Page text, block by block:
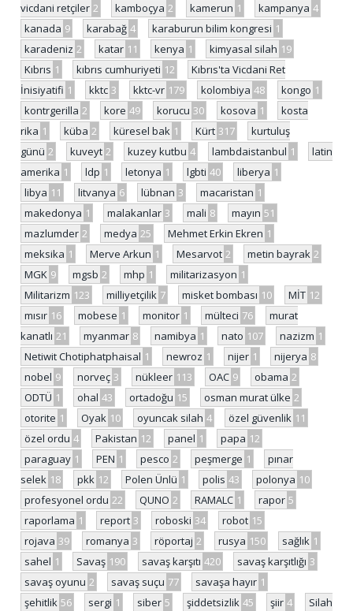
vicdani retçiler 2 kamboçya 2 kamerun 1 kampanya 4
kanada 9 karabağ 4 karaburun bilim kongresi 1
karadeniz 2 katar 11 kenya 1 kimyasal silah 19
Kıbrıs 1 kıbrıs cumhuriyeti 12
Kıbrıs'ta Vicdani Ret
İnisiyatifi 1 kktc 3 kktc-vr 179 kolombiya 48 kongo 1
kontrgerilla 2 kore 49 korucu 30 kosova 1
kosta
rika 1 küba 2 küresel bak 1 Kürt 317
kurtuluş
günü 2 kuveyt 2 kuzey kutbu 4 lambdaistanbul 1
latin
amerika 1 ldp 1 letonya 1 lgbti 40 liberya 1
libya 11 litvanya 6 lübnan 3 macaristan 1
makedonya 1 malakanlar 3 mali 8 mayın 51
mazlumder 2 medya 25 Mehmet Erkin Ekren 1
meksika 1 Merve Arkun 1 Mesarvot 2 metin bayrak 2
MGK 9 mgsb 2 mhp 1 militarizasyon 1
Militarizm 123 milliyetçilik 7 misket bombası 10 MİT 12
mısır 16 mobese 1 monitor 1 mülteci 76
murat
kanatlı 21 myanmar 8 namibya 1 nato 107 nazizm 1
Netiwit Chotiphatphaisal 1 newroz 1 nijer 1 nijerya 8
nobel 9 norveç 3 nükleer 113 OAC 9 obama 2
ODTÜ 1 ohal 43 ortadoğu 15 osman murat ülke 2
otorite 1 Oyak 10 oyuncak silah 4 özel güvenlik 11
özel ordu 4 Pakistan 12 panel 1 papa 12
paraguay 1 PEN 1 pesco 2 peşmerge 1
pınar
selek 18 pkk 12 Polen Ünlü 1 polis 43 polonya 10
profesyonel ordu 22 QUNO 2 RAMALC 1 rapor 5
raporlama 1 report 3 roboski 34 robot 15
rojava 39 romanya 3 röportaj 2 rusya 150 sağlık 1
sahel 1 Savaş 190 savaş karşıtı 420 savaş karşıtlığı 3
savaş oyunu 2 savaş suçu 77 savaşa hayır 1
şehitlik 56 sergi 1 siber 5 şiddetsizlik 45 şiir 4
Silah